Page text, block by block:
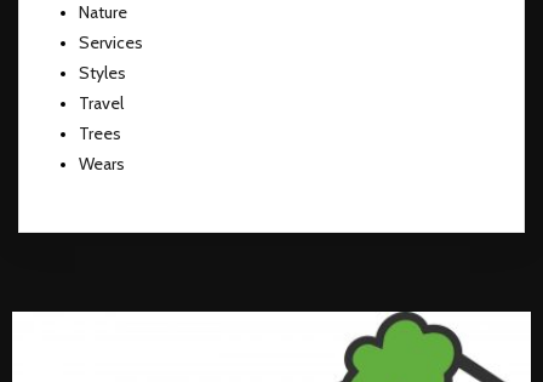
Nature
Services
Styles
Travel
Trees
Wears